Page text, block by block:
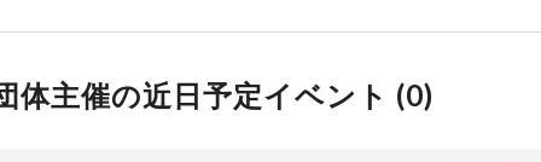
体主催の近日予定イベント (0)